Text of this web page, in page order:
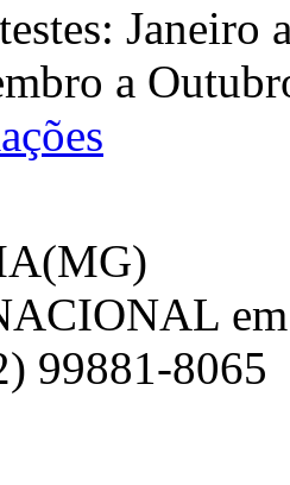
a
99881-8065